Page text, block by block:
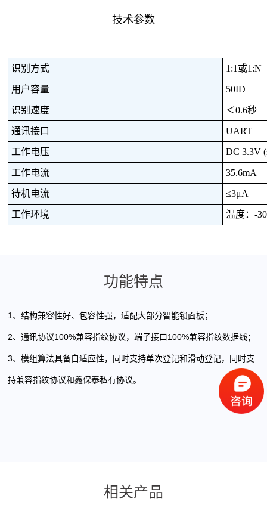
技术参数
识别方式 1:1或1:N
用户容量 50ID
识别速度 ＜0.6秒
通讯接口 UART
工作电压 DC 3.3V
工作电流 35.6mA
待机电流 ≤3μA
工作环境 温度：-3
功能特点
1、结构兼容性好、包容性强，适配大部分智能锁面板；
2、通讯协议100%兼容指纹协议，端子接口100%兼容指纹数据线；
3、模组算法具备自适应性，同时支持单次登记和滑动登记，同时支
持兼容指纹协议和鑫保泰私有协议。
相关产品